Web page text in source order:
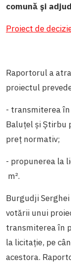
comună și
Proiect de
Raportorul a
proiectul
- transmiterea
Baluțel și Știrbu
preț normativ;
- propunerea la
m².
Burgudji
votării unui
transmiterea în
la licitație, pe
acestora.